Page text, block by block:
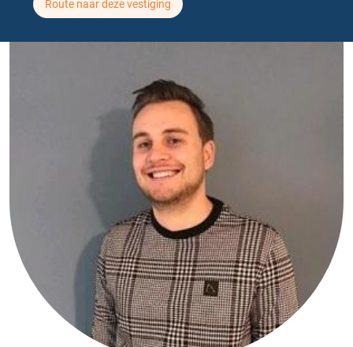
Route naar deze vestiging